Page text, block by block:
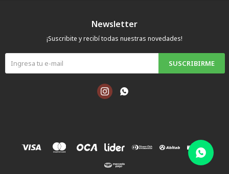
Newsletter
¡Suscribite y recibí todas nuestras novedades!
SUSCRIBIRME
 